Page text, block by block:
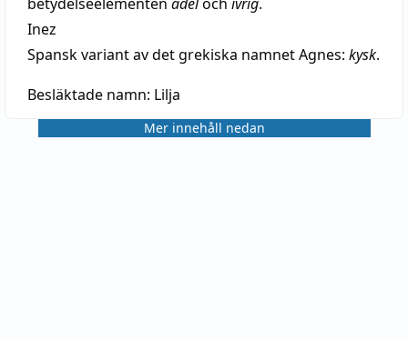
Inez
Spansk variant av det grekiska namnet Agnes: kysk.
Besläktade namn: Lilja
Mer innehåll nedan